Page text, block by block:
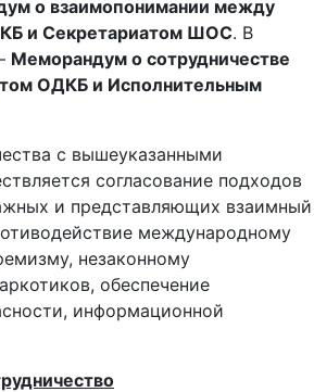
о взаимопонимании между
и Секретариатом ШОС. В
Меморандум о сотрудничестве
ОДКБ и Исполнительным
с вышеуказанными
согласование подходов
и представляющих взаимный
международному
незаконному
обеспечение
информационной